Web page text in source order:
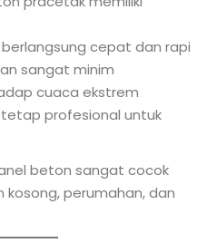
cepat dan rapi
sangat minim
cuaca ekstrem
profesional untuk
beton sangat cocok
kosong, perumahan, dan